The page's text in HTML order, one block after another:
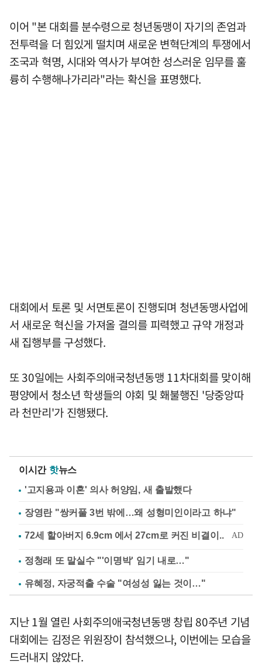
이어 "본 대회를 분수령으로 청년동맹이 자기의 존엄과
전투력을 더 힘있게 떨치며 새로운 변혁단계의 투쟁에서
조국과 혁명, 시대와 역사가 부여한 성스러운 임무를 훌
륭히 수행해나가리라"라는 확신을 표명했다.
대회에서 토론 및 서면토론이 진행되며 청년동맹사업에
서 새로운 혁신을 가져올 결의를 피력했고 규약 개정과
새 집행부를 구성했다.
또 30일에는 사회주의애국청년동맹 11차대회를 맞이해
평양에서 청소년 학생들의 야회 및 홰불행진 '당중앙따
라 천만리'가 진행됐다.
이시간 핫뉴스
'고지용과 이혼' 의사 허양임, 새 출발했다
장영란 "쌍커풀 3번 밖에…왜 성형미인이라고 하냐"
정청래 또 말실수 "'이명박' 임기 내로…"
유혜정, 자궁적출 수술 "여성성 잃는 것이…"
지난 1월 열린 사회주의애국청년동맹 창립 80주년 기념
대회에는 김정은 위원장이 참석했으나, 이번에는 모습을
드러내지 않았다.